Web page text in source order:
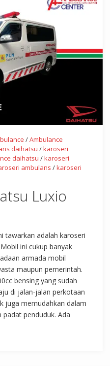
/Ambulance
daihatsu /karoseri
daihatsu /karoseri
ambulans /karoseri
Luxio
tawarkan adalah karoseri
ini cukup banyak
armada mobil
maupun pemerintah.
bensing yang sudah
di jalan-jalan perkotaan
juga memudahkan dalam
padat penduduk. Ada